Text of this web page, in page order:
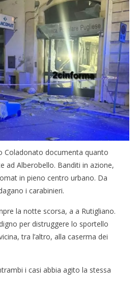
Coladonato documenta quanto
ad Alberobello. Banditi in azione,
in pieno centro urbano. Da
i carabinieri.
la notte scorsa, a a Rutigliano.
per distruggere lo sportello
tra l’altro, alla caserma dei
i casi abbia agito la stessa